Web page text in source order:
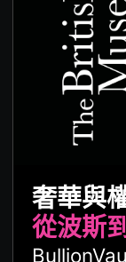
奢華與
從波斯